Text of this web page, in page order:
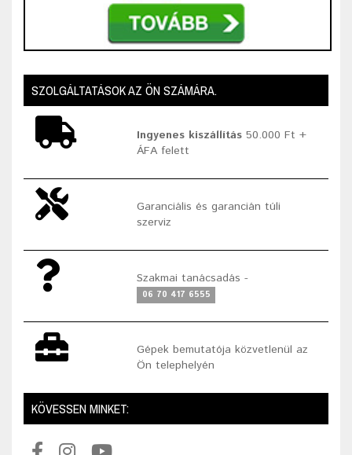
SZOLGÁLTATÁSOK AZ ÖN SZÁMÁRA.
Ingyenes kiszállítás 50.000 Ft +
ÁFA felett
Garanciális és garancián túli
szerviz
Szakmai tanácsadás -
06 70 417 6555
Gépek bemutatója közvetlenül az
Ön telephelyén
KÖVESSEN MINKET: